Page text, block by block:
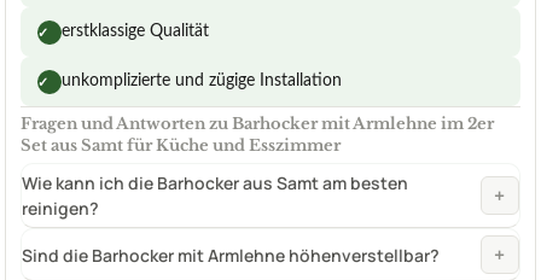
✓ erstklassige Qualität
✓ unkomplizierte und zügige Installation
Fragen und Antworten zu Barhocker mit Armlehne im 2er
Set aus Samt für Küche und Esszimmer
Wie kann ich die Barhocker aus Samt am besten
reinigen?
+
Sind die Barhocker mit Armlehne höhenverstellbar? +